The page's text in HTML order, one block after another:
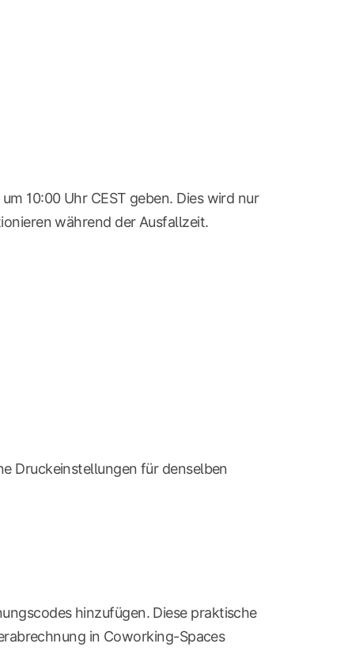
10:00 Uhr CEST geben. Dies wird nur
während der Ausfallzeit.
Druckeinstellungen für denselben
hinzufügen. Diese praktische
in Coworking-Spaces